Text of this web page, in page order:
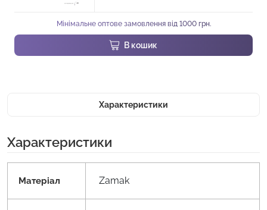
Мінімальне оптове замовлення від 1000 грн.
В кошик
Характеристики
Характеристики
Матеріал Zamak